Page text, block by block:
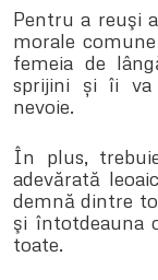
Pentru a reuşi
morale
femeia de
sprijini și îi va
nevoie.
În plus,
adevărată
demnă dintre
şi întotdeauna
toate.